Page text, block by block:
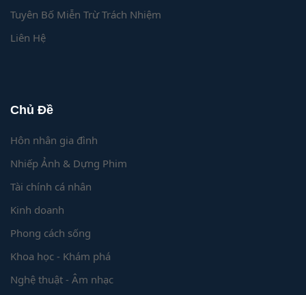
Tuyên Bố Miễn Trừ Trách Nhiệm
Liên Hệ
Chủ Đề
Hôn nhân gia đình
Nhiếp Ảnh & Dựng Phim
Tài chính cá nhân
Kinh doanh
Phong cách sống
Khoa học - Khám phá
Nghệ thuật - Âm nhạc